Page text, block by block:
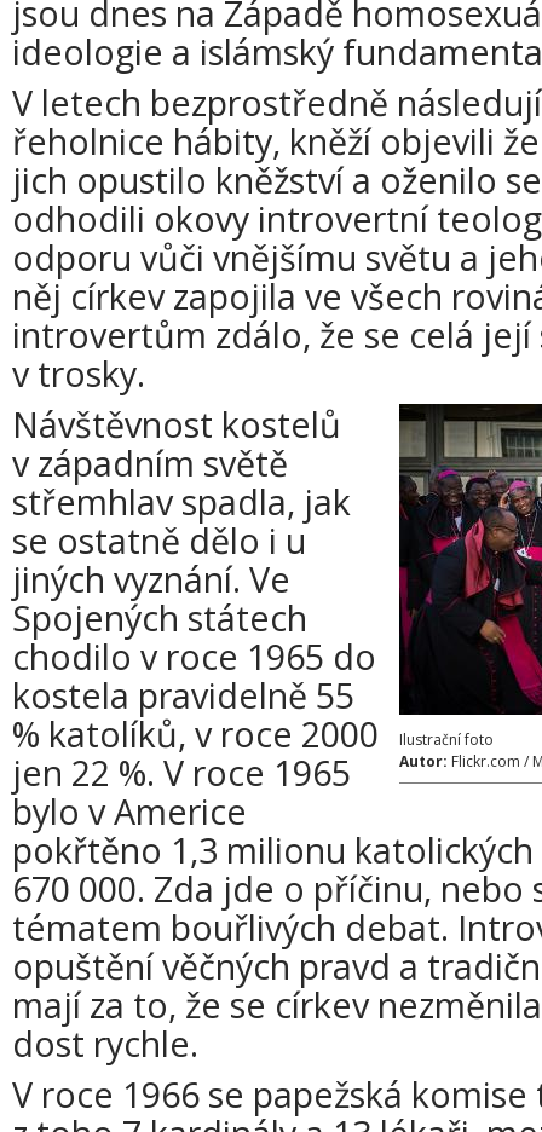
jsou dnes na Západě
ideologie a islámský
V letech bezprostředně
řeholnice hábity, kněží objevili
jich opustilo kněžství a oženilo
odhodili okovy introvertní
odporu vůči vnějšímu světu a
něj církev zapojila ve všech
introvertům zdálo, že se celá
v trosky.
Ilustrační foto
Autor: Flickr.com /
Návštěvnost kostelů
v západním světě
střemhlav spadla, jak
se ostatně dělo i u
jiných vyznání. Ve
Spojených státech
chodilo v roce 1965 do
kostela pravidelně 55
% katolíků, v roce 2000
jen 22 %. V roce 1965
bylo v Americe
pokřtěno 1,3 milionu
670 000. Zda jde o příčinu, nebo
tématem bouřlivých debat.
opuštění věčných pravd a
mají za to, že se církev
dost rychle.
V roce 1966 se papežská